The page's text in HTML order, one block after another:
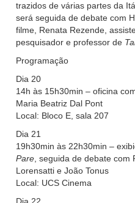
trazidos de várias partes da
será seguida de debate com
filme, Renata Rezende,
pesquisador e professor de
Programação
Dia 20
14h às 15h30min – oficina
Maria Beatriz Dal Pont
Local: Bloco E, sala 207
Dia 21
19h30min às 22h30min –
Pare , seguida de debate
Lorensatti e João Tonus
Local: UCS Cinema